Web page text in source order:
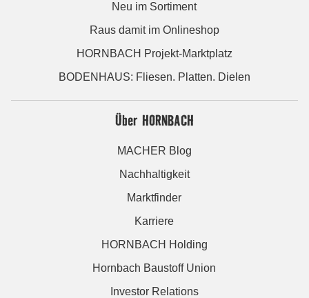
Neu im Sortiment
Raus damit im Onlineshop
HORNBACH Projekt-Marktplatz
BODENHAUS: Fliesen. Platten. Dielen
Über HORNBACH
MACHER Blog
Nachhaltigkeit
Marktfinder
Karriere
HORNBACH Holding
Hornbach Baustoff Union
Investor Relations